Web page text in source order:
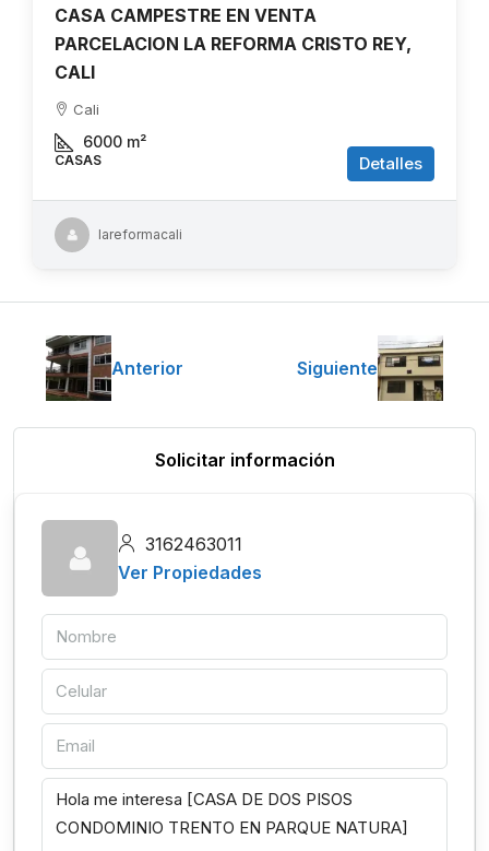
CASA CAMPESTRE EN VENTA
PARCELACION LA REFORMA CRISTO REY,
CALI
Cali
6000 m²
CASAS Detalles
lareformacali
Anterior Siguiente
Solicitar información
3162463011
Ver Propiedades